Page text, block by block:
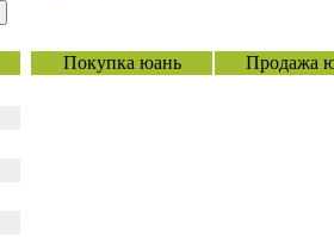
Покупка юань
Продажа